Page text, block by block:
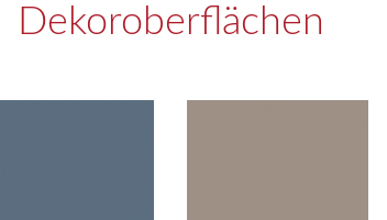
Dekoroberflächen